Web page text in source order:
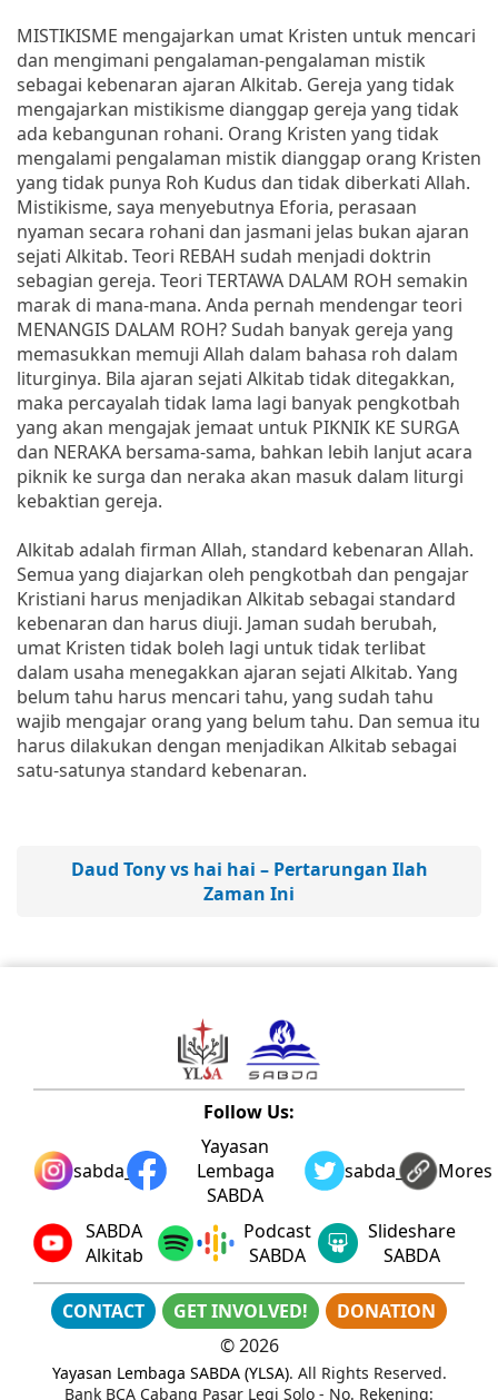
MISTIKISME mengajarkan umat Kristen untuk mencari
dan mengimani pengalaman-pengalaman mistik
sebagai kebenaran ajaran Alkitab. Gereja yang tidak
mengajarkan mistikisme dianggap gereja yang tidak
ada kebangunan rohani. Orang Kristen yang tidak
mengalami pengalaman mistik dianggap orang Kristen
yang tidak punya Roh Kudus dan tidak diberkati Allah.
Mistikisme, saya menyebutnya Eforia, perasaan
nyaman secara rohani dan jasmani jelas bukan ajaran
sejati Alkitab. Teori REBAH sudah menjadi doktrin
sebagian gereja. Teori TERTAWA DALAM ROH semakin
marak di mana-mana. Anda pernah mendengar teori
MENANGIS DALAM ROH? Sudah banyak gereja yang
memasukkan memuji Allah dalam bahasa roh dalam
liturginya. Bila ajaran sejati Alkitab tidak ditegakkan,
maka percayalah tidak lama lagi banyak pengkotbah
yang akan mengajak jemaat untuk PIKNIK KE SURGA
dan NERAKA bersama-sama, bahkan lebih lanjut acara
piknik ke surga dan neraka akan masuk dalam liturgi
kebaktian gereja.
Alkitab adalah firman Allah, standard kebenaran Allah.
Semua yang diajarkan oleh pengkotbah dan pengajar
Kristiani harus menjadikan Alkitab sebagai standard
kebenaran dan harus diuji. Jaman sudah berubah,
umat Kristen tidak boleh lagi untuk tidak terlibat
dalam usaha menegakkan ajaran sejati Alkitab. Yang
belum tahu harus mencari tahu, yang sudah tahu
wajib mengajar orang yang belum tahu. Dan semua itu
harus dilakukan dengan menjadikan Alkitab sebagai
satu-satunya standard kebenaran.
Daud Tony vs hai hai – Pertarungan Ilah
Zaman Ini
Follow Us:
sabda_ylsa
Yayasan
Lembaga
SABDA
sabda_ylsaMores
SABDA
Alkitab
Podcast
SABDA
Slideshare
SABDA
CONTACT GET INVOLVED!
DONATION
©2026
Yayasan Lembaga SABDA (YLSA). All Rights Reserved.
Bank BCA Cabang Pasar Legi Solo - No. Rekening: